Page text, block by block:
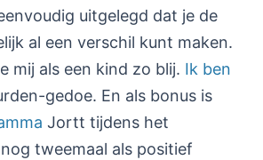
uitgelegd dat je de
al een verschil kunt maken.
mij als een kind zo blij. Ik ben
gedoe. En als bonus is
Jortt tijdens het
tweemaal als positief